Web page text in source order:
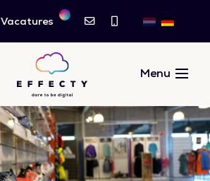
Vacatures